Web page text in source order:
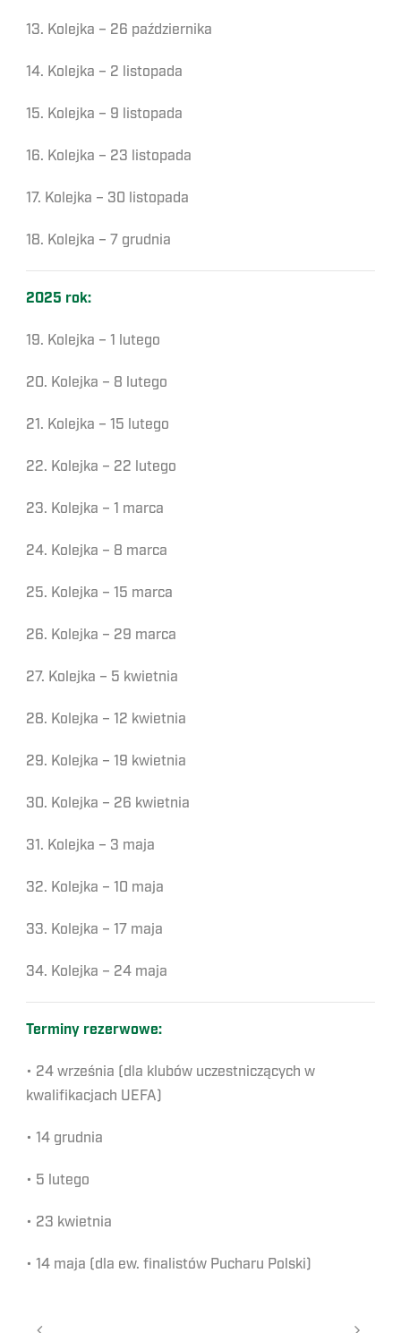
13. Kolejka – 26 października
14. Kolejka – 2 listopada
15. Kolejka – 9 listopada
16. Kolejka – 23 listopada
17. Kolejka – 30 listopada
18. Kolejka – 7 grudnia
2025 rok:
19. Kolejka – 1 lutego
20. Kolejka – 8 lutego
21. Kolejka – 15 lutego
22. Kolejka – 22 lutego
23. Kolejka – 1 marca
24. Kolejka – 8 marca
25. Kolejka – 15 marca
26. Kolejka – 29 marca
27. Kolejka – 5 kwietnia
28. Kolejka – 12 kwietnia
29. Kolejka – 19 kwietnia
30. Kolejka – 26 kwietnia
31. Kolejka – 3 maja
32. Kolejka – 10 maja
33. Kolejka – 17 maja
34. Kolejka – 24 maja
Terminy rezerwowe:
• 24 września (dla klubów uczestniczących w
kwalifikacjach UEFA)
• 14 grudnia
• 5 lutego
• 23 kwietnia
• 14 maja (dla ew. finalistów Pucharu Polski)